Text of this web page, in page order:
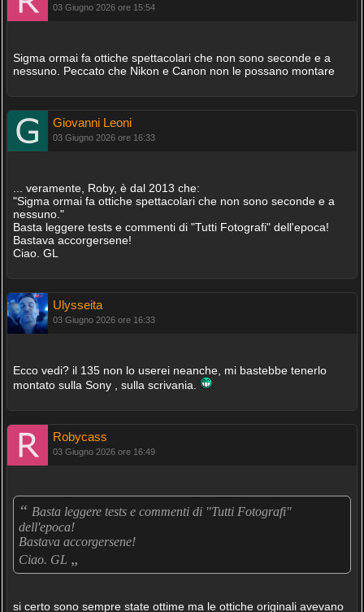
03 Giugno 2026 ore 15:54
Sigma ormai fa ottiche spettacolari che non sono seconde e a
nessuno. Peccato che Nikon e Canon non le possano montare
Giovanni Leoni
03 Giugno 2026 ore 16:33
... veramente, Roby, è dal 2013 che:
"Sigma ormai fa ottiche spettacolari che non sono seconde e a
nessuno."
Basta leggere tests e commenti di "Tutti Fotografi" dell'epoca!
Bastava accorgersene!
Ciao. GL
Ulysseita
03 Giugno 2026 ore 16:33
Ecco vedi? il 135 non lo userei neanche, mi bastebbe tenerlo
montato sulla Sony , sulla scrivania.
Robycass
03 Giugno 2026 ore 16:49
“ Basta leggere tests e commenti di "Tutti Fotografi"
dell'epoca!
Bastava accorgersene!
Ciao. GL „
si certo sono sempre state ottime ma le ottiche originali avevano